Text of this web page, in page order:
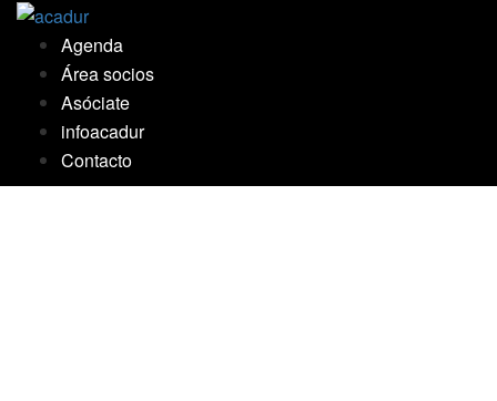
Saltar
contenido
Agenda
Área socios
Asóciate
infoacadur
Contacto